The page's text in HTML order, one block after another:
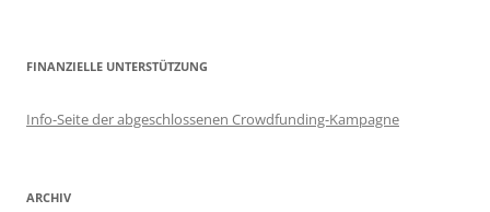
FINANZIELLE UNTERSTÜTZUNG
Info-Seite der abgeschlossenen Crowdfunding-Kampagne
ARCHIV